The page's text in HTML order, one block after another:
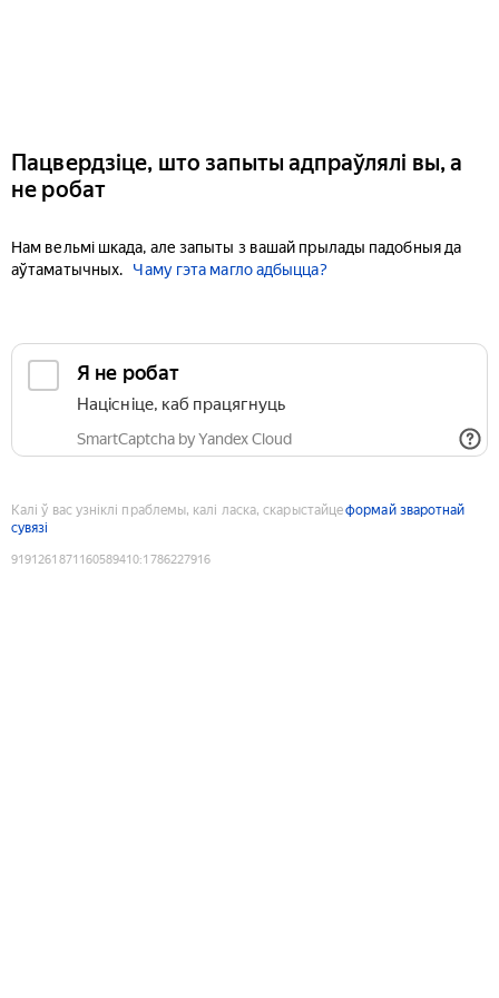
Пацвердзіце, што запыты адпраўлялі вы, а
не робат
Нам вельмі шкада, але запыты з вашай прылады падобныя да
аўтаматычных.
Чаму гэта магло адбыцца?
Я не робат
Націсніце, каб працягнуць
SmartCaptcha by Yandex Cloud
Калі ў вас узніклі праблемы, калі ласка, скарыстайцеформай зваротнай
сувязі
9191261871160589410:1786227916